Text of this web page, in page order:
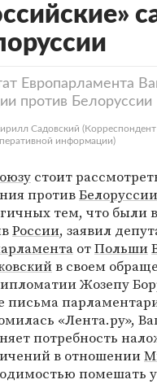
Европарламента
против Белоруссии
Садовский (Корреспондент
информации)
стоит
противБелоруссии
тем, что были
России, заявил
отПольши
в своем
Жозепу
письма
«Лента.ру»,
потребность
в отношении
помешать